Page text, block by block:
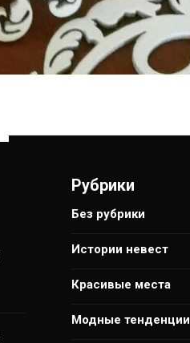
Рубрики
Без рубрики
Истории невест
Красивые места
Модные тенденции